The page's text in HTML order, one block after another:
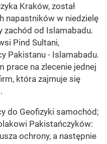
Kraków, został
napastników w niedzielę
zachód od Islamabadu.
Pind Sultani,
Pakistanu - Islamabadu.
prace na zlecenie jednej
która zajmuje się
do Geofizyki samochód;
Pakistańczyków:
ochrony, a następnie